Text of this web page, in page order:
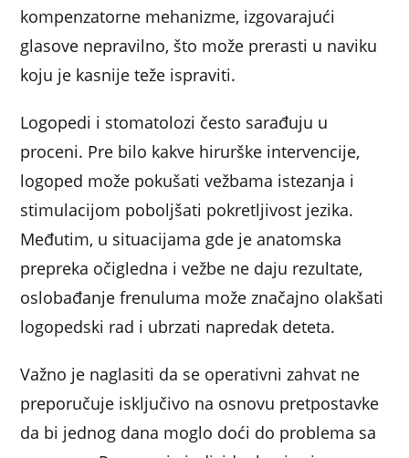
kompenzatorne mehanizme, izgovarajući
glasove nepravilno, što može prerasti u naviku
koju je kasnije teže ispraviti.
Logopedi i stomatolozi često sarađuju u
proceni. Pre bilo kakve hirurške intervencije,
logoped može pokušati vežbama istezanja i
stimulacijom poboljšati pokretljivost jezika.
Međutim, u situacijama gde je anatomska
prepreka očigledna i vežbe ne daju rezultate,
oslobađanje frenuluma može značajno olakšati
logopedski rad i ubrzati napredak deteta.
Važno je naglasiti da se operativni zahvat ne
preporučuje isključivo na osnovu pretpostavke
da bi jednog dana moglo doći do problema sa